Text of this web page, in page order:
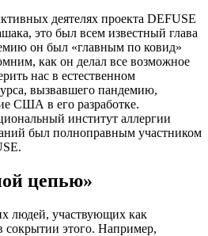
деятелях проекта DEFUSE
это был всем известный глава
он был «главным по ковид»
как он делал все возможное
нас в естественном
вызвавшего пандемию,
США в его разработке.
институт аллергии
был полноправным участником
цепью»
людей, участвующих как
сокрытии этого. Например,